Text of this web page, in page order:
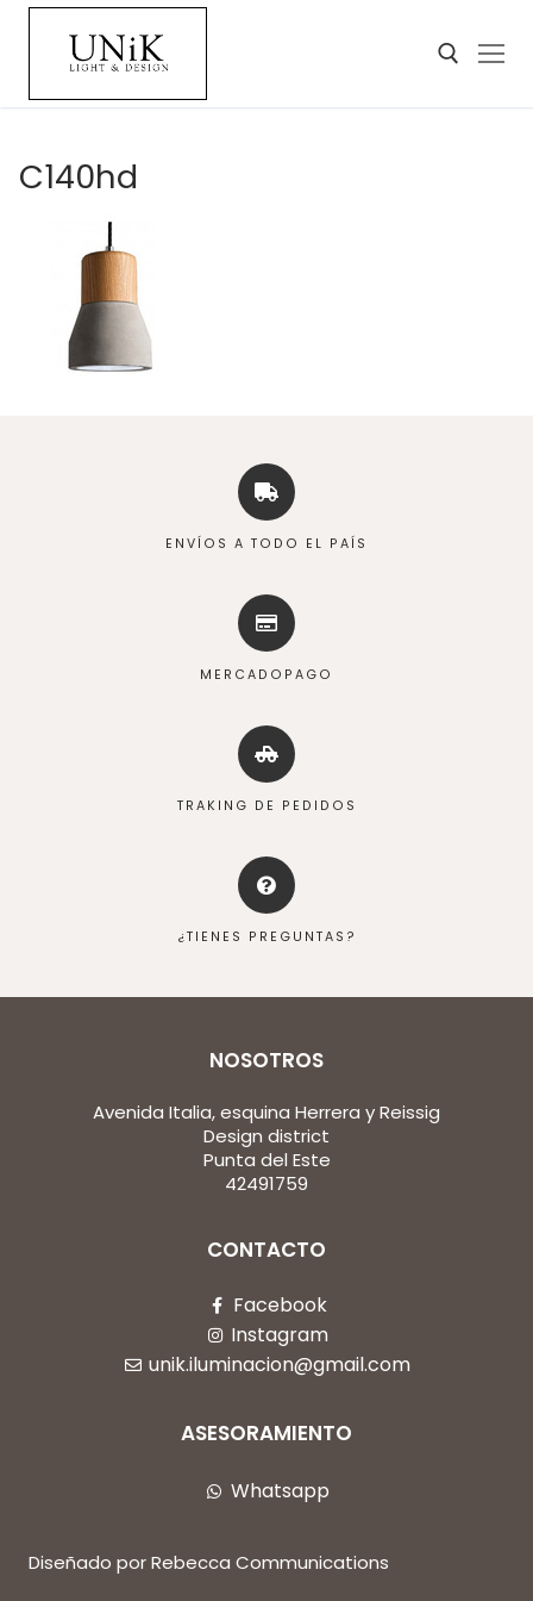
C140hd
ENVÍOS A TODO EL PAÍS
MERCADOPAGO
TRAKING DE PEDIDOS
¿TIENES PREGUNTAS?
NOSOTROS
Avenida Italia, esquina Herrera y Reissig
Design district
Punta del Este
42491759
CONTACTO
Facebook
Instagram
unik.iluminacion@gmail.com
ASESORAMIENTO
Whatsapp
Diseñado por Rebecca Communications